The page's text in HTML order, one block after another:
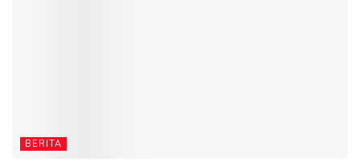
BERITA